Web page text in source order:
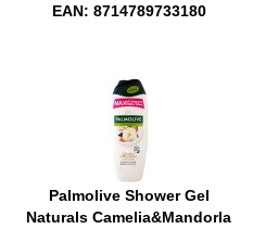
EAN: 8714789733180
Palmolive Shower Gel
Naturals Camelia&Mandorla